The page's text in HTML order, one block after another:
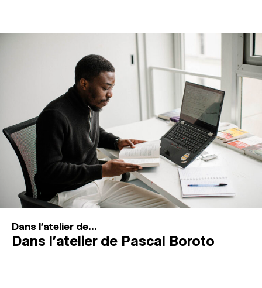
Dans l'atelier de...
Dans l’atelier de Pascal Boroto